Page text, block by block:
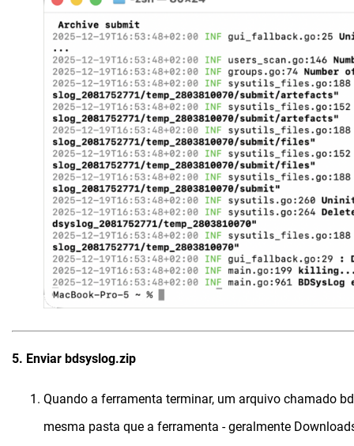
5. Enviar bdsyslog.zip
Quando a ferramenta terminar, um arquivo chamado
mesma pasta que a ferramenta - geralmente